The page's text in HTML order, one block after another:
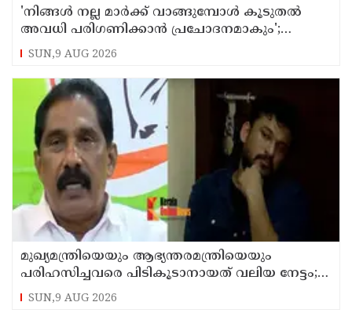
'നിങ്ങള്‍ നല്ല മാര്‍ക്ക് വാങ്ങുമ്പോള്‍ കൂടുതല്‍
അവധി പരിഗണിക്കാന്‍ പ്രചോദനമാകും';
കാസര്‍കോട് കളക്ടറുടെ പോസ്റ്റ് വൈറല്‍
SUN,9 AUG 2026
മുഖ്യമന്ത്രിയെയും ആഭ്യന്തരമന്ത്രിയെയും
പരിഹസിച്ചവരെ പിടികൂടാനായത് വലിയ നേട്ടം;
കണ്ണൂര്‍ ഡിസിസി പ്രസിഡന്റ്
SUN,9 AUG 2026